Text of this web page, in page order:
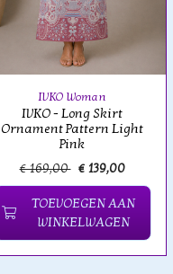
IVKO Woman
IVKO - Long Skirt
Ornament Pattern Light
Pink
€ 169,00 € 139,00
TOEVOEGEN AAN
WINKELWAGEN